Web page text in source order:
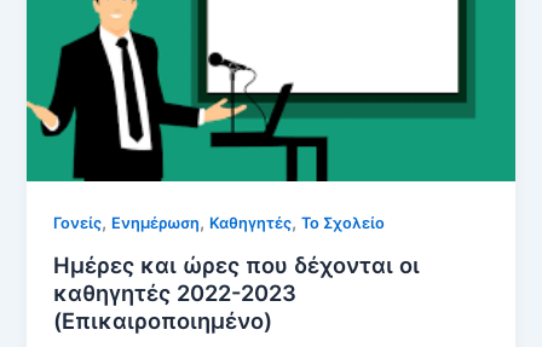
Γονείς, Ενημέρωση, Καθηγητές,Το Σχολείο
Ημέρες και ώρες που δέχονται οι
καθηγητές 2022-2023
(Επικαιροποιημένο)